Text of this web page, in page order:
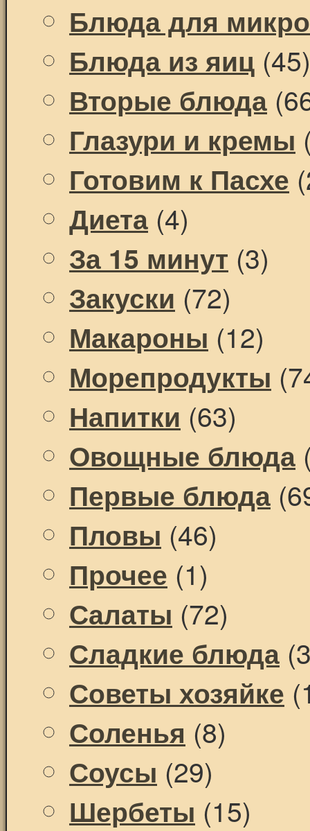
Блюда для
Блюда из яиц (45)
Вторые блюда
Глазури и кремы
Готовим к Пасхе
Диета (4)
За 15 минут (3)
Закуски (72)
Макароны (12)
Морепродукты
Напитки (63)
Овощные блюда
Первые блюда
Пловы (46)
Прочее (1)
Салаты (72)
Сладкие блюда
Советы хозяйке
Соленья (8)
Соусы (29)
Шербеты (15)